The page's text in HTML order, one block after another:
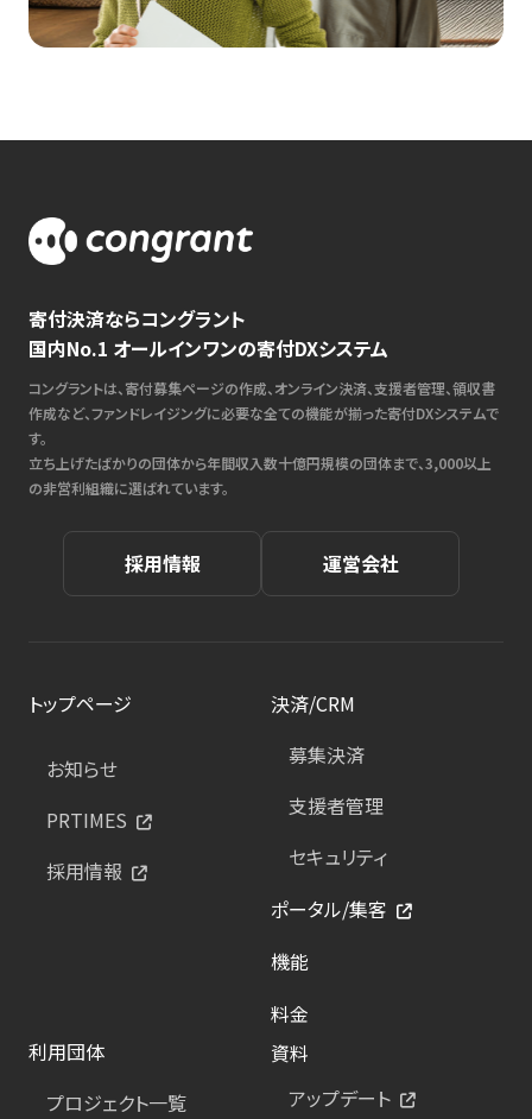
寄付決済ならコングラント
国内No.1 オールインワンの寄付DXシステム
コングラントは、寄付募集ページの作成、オンライン決済、支援者管理、領収書
作成など、ファンドレイジングに必要な全ての機能が揃った寄付DXシステムで
す。
立ち上げたばかりの団体から年間収入数十億円規模の団体まで、3,000以上
の非営利組織に選ばれています。
採用情報 運営会社
トップページ
お知らせ
PRTIMES
採用情報
決済/CRM
募集決済
支援者管理
セキュリティ
ポータル/集客
機能
料金
利用団体
プロジェクト一覧
資料
アップデート